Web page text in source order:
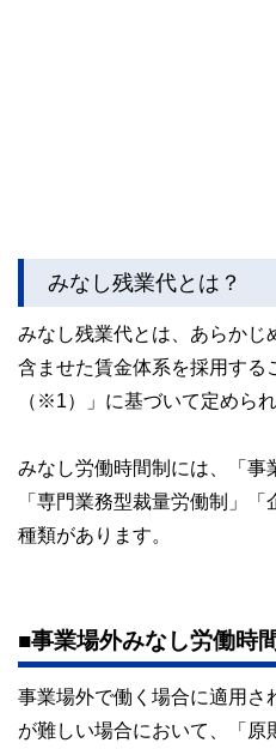
みなし残業代とは？
みなし残業代とは、あらかじ
含ませた賃金体系を採用する
（※1）」に基づいて定めら
みなし労働時間制には、「事
「専門業務型裁量労働制」
種類があります。
■事業場外みなし労働時
事業場外で働く場合に適用さ
が難しい場合において、「原